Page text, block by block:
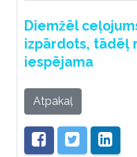
Diemžēl
izpārdots, tādēļ
iespējama
Atpakaļ